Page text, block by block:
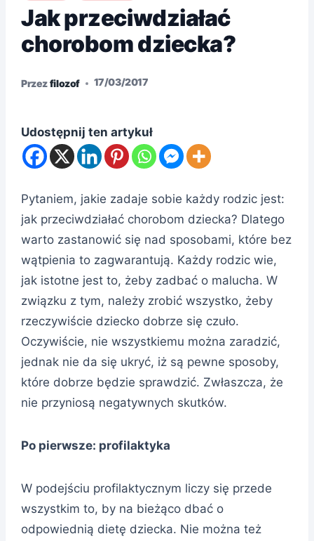
Jak przeciwdziałać
chorobom dziecka?
Przezfilozof 17/03/2017
Udostępnij ten artykuł
Pytaniem, jakie zadaje sobie każdy rodzic jest:
jak przeciwdziałać chorobom dziecka? Dlatego
warto zastanowić się nad sposobami, które bez
wątpienia to zagwarantują. Każdy rodzic wie,
jak istotne jest to, żeby zadbać o malucha. W
związku z tym, należy zrobić wszystko, żeby
rzeczywiście dziecko dobrze się czuło.
Oczywiście, nie wszystkiemu można zaradzić,
jednak nie da się ukryć, iż są pewne sposoby,
które dobrze będzie sprawdzić. Zwłaszcza, że
nie przyniosą negatywnych skutków.
Po pierwsze: profilaktyka
W podejściu profilaktycznym liczy się przede
wszystkim to, by na bieżąco dbać o
odpowiednią dietę dziecka. Nie można też